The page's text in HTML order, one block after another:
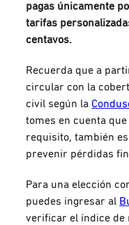
pagas únicamente
tarifas
centavos.
Recuerda que a
circular con la
civil según la
tomes en cuenta
requisito, también
prevenir pérdidas
Para una elección
puedes ingresar al
verificar el índice